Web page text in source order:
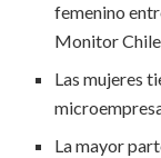
femenino
Monitor
Las mujeres
La mayor